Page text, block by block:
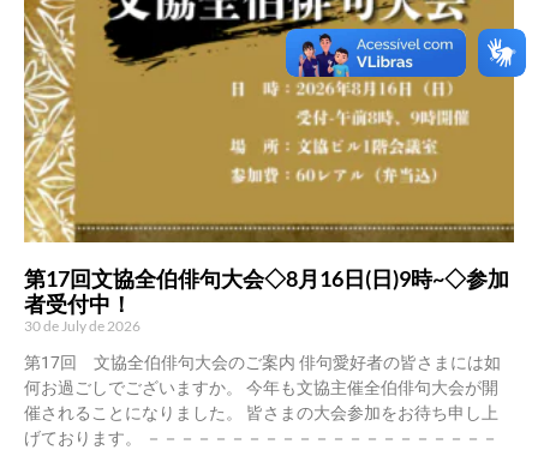
第17回文協全伯俳句大会◇8月16日(日)9時~◇参加
者受付中！
30 de July de 2026
第17回 文協全伯俳句大会のご案内 俳句愛好者の皆さまには如
何お過ごしでございますか。 今年も文協主催全伯俳句大会が開
催されることになりました。 皆さまの大会参加をお待ち申し上
げております。 －－－－－－－－－－－－－－－－－－－－－